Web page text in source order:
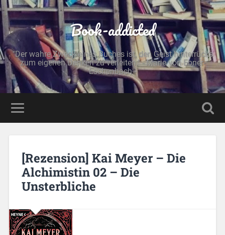
Book-addicted
"Der wahre Zweck eines Buches ist, den Geist hinterrücks
zum eigenen Denken zu verleiten." - Marie von Ebner-
Eschenbach -
[Rezension] Kai Meyer – Die
Alchimistin 02 – Die
Unsterbliche